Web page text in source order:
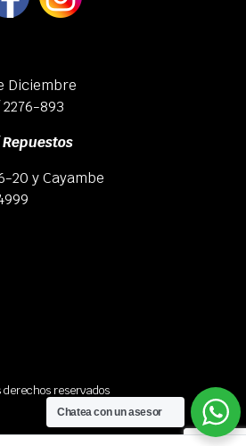
Diciembre
893
Repuestos
20 y Cayambe
derechos reservados
Chatea con un asesor